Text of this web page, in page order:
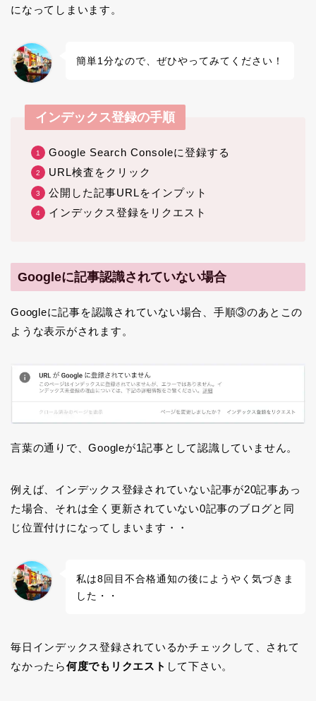
になってしまいます。
簡単1分なので、ぜひやってみてください！
インデックス登録の手順
Google Search Consoleに登録する
URL検査をクリック
公開した記事URLをインプット
インデックス登録をリクエスト
Googleに記事認識されていない場合
Googleに記事を認識されていない場合、手順③のあとこの
ような表示がされます。
言葉の通りで、Googleが1記事として認識していません。
例えば、インデックス登録されていない記事が20記事あっ
た場合、それは全く更新されていない0記事のブログと同
じ位置付けになってしまいます・・
私は8回目不合格通知の後にようやく気づきま
した・・
毎日インデックス登録されているかチェックして、されて
なかったら何度でもリクエスト して下さい。